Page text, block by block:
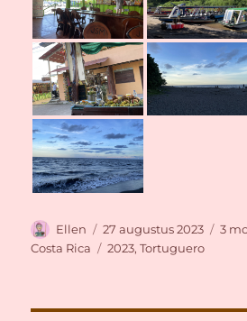
Auteur
Ellen
Geplaatst
op
27 augustus 2023 3
Costa Rica
Tags
2023,Tortuguero